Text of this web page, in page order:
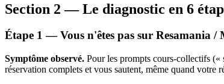
Section 2 — Le diagnostic en 6
Étape 1 — Vous n'êtes pas sur Resamania
Symptôme observé. Pour les prompts cours-collectifs
réservation complets et vous sautent, même quand votre